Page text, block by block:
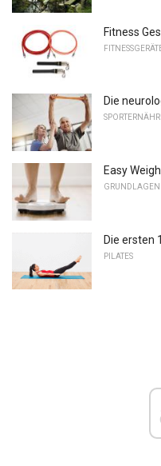
Fitness
Die
Easy
GRUNDLAGEN
Die ersten
PILATES